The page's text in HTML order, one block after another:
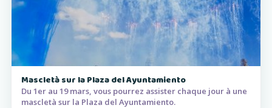
Mascletà sur la Plaza del Ayuntamiento
Du 1er au 19 mars, vous pourrez assister chaque jour à une
mascletà sur la Plaza del Ayuntamiento.